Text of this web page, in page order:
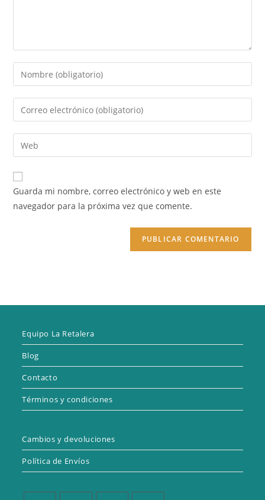
Introduce
tu
nombre
de
usuario
para
comentar
Introduce
tu
dirección
de
electrónico
para
comentar
Introduce
la
URL
de
Guarda mi nombre, correo electrónico y web en este
navegador para la próxima vez que comente.
Equipo La Retalera
Blog
Contacto
Términos y condiciones
Cambios y devoluciones
Política de Envíos